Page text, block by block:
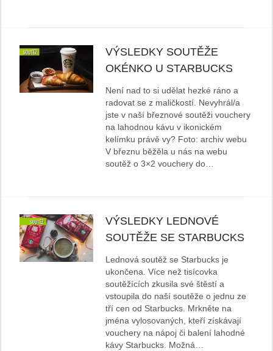
VÝSLEDKY SOUTĚŽE
OKÉNKO U STARBUCKS
Není nad to si udělat hezké ráno a
radovat se z maličkostí. Nevyhrál/a
jste v naší březnové soutěži vouchery
na lahodnou kávu v ikonickém
kelímku právě vy? Foto: archiv webu
V březnu běžěla u nás na webu
soutěž o 3×2 vouchery do…
VÝSLEDKY LEDNOVÉ
SOUTĚŽE SE STARBUCKS
Lednová soutěž se Starbucks je
ukončena. Více než tisícovka
soutěžících zkusila své štěstí a
vstoupila do naší soutěže o jednu ze
tří cen od Starbucks. Mrkněte na
jména vylosovaných, kteří získávají
vouchery na nápoj či balení lahodné
kávy Starbucks. Možná…